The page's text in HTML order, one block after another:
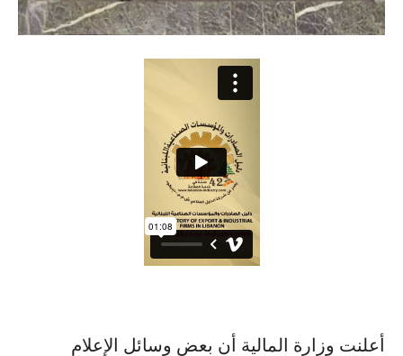
أعلنت ​وزارة المالية​ أن بعض وسائل الإعلام